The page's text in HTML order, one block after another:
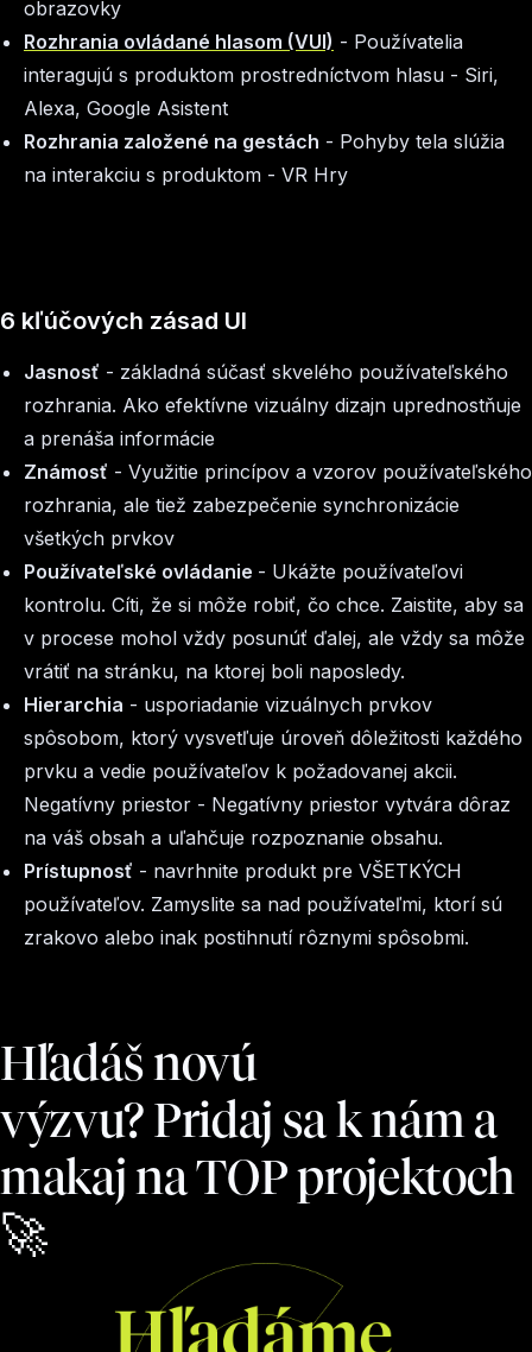
obrazovky
Rozhrania ovládané hlasom (VUI) - Používatelia
interagujú s produktom prostredníctvom hlasu - Siri,
Alexa, Google Asistent
Rozhrania založené na gestách - Pohyby tela slúžia
na interakciu s produktom - VR Hry
6 kľúčových zásad UI
Jasnosť - základná súčasť skvelého používateľského
rozhrania. Ako efektívne vizuálny dizajn uprednostňuje
a prenáša informácie
Známosť - Využitie princípov a vzorov používateľského
rozhrania, ale tiež zabezpečenie synchronizácie
všetkých prvkov
Používateľské ovládanie - Ukážte používateľovi
kontrolu. Cíti, že si môže robiť, čo chce. Zaistite, aby sa
v procese mohol vždy posunúť ďalej, ale vždy sa môže
vrátiť na stránku, na ktorej boli naposledy.
Hierarchia - usporiadanie vizuálnych prvkov
spôsobom, ktorý vysvetľuje úroveň dôležitosti každého
prvku a vedie používateľov k požadovanej akcii.
Negatívny priestor - Negatívny priestor vytvára dôraz
na váš obsah a uľahčuje rozpoznanie obsahu.
Prístupnosť - navrhnite produkt pre VŠETKÝCH
používateľov. Zamyslite sa nad používateľmi, ktorí sú
zrakovo alebo inak postihnutí rôznymi spôsobmi.
Hľadáš novú
výzvu? Pridaj sa k nám a
makaj na TOP projektoch
🚀